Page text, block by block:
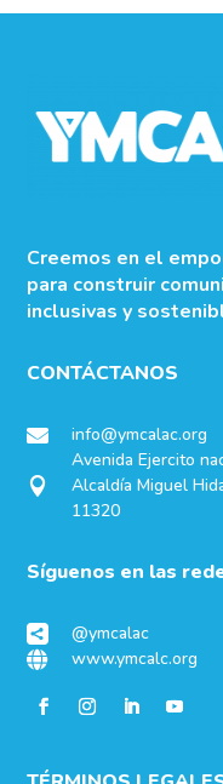
Creemos en el
para construir
inclusivas y
CONTÁCTANOS
 info@ymcalac.org

Avenida Ejercito
Alcaldía Miguel
11320
Síguenos en las
 @ymcalac
 www.ymcalc.org